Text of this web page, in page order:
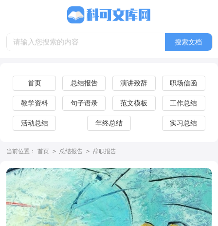
首页 总结报告 演讲致辞 职场信函
教学资料 句子语录 范文模板 工作总结
活动总结 年终总结 实习总结
当前位置： 首页 > 总结报告 > 辞职报告